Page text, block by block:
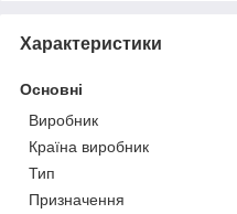
Характеристики
Основні
Виробник
Країна виробник
Тип
Призначення